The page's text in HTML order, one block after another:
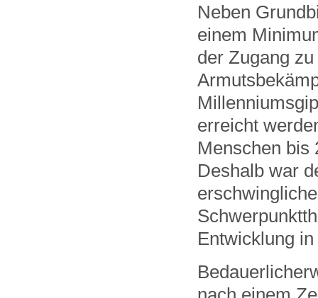
Neben
einem
der Zugang
erreicht
Menschen bis
Deshalb war
Entwicklung